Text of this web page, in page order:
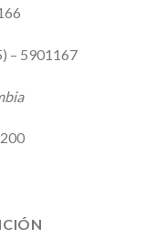
– 5901167